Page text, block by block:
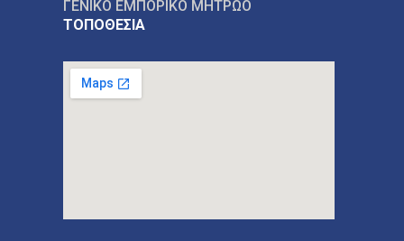
ΓΕΝΙΚΟ ΕΜΠΟΡΙΚΟ ΜΗΤΡΩΟ
ΤΟΠΟΘΕΣΙΑ